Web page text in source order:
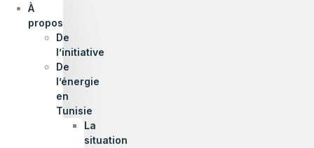
À
propos
De
l’initiative
De
l’énergie
en
Tunisie
La
situation